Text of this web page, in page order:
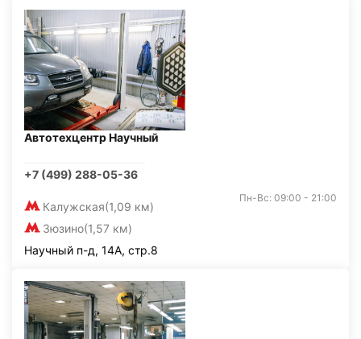
Автотехцентр Научный
+7 (499) 288-05-36
Калужская(1,09 км)
Зюзино(1,57 км)
Пн-Вс: 09:00 - 21:00
Научный п-д, 14А, стр.8